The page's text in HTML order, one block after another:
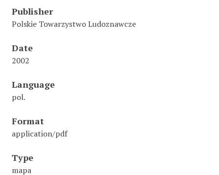
Publisher
Polskie Towarzystwo Ludoznawcze
Date
2002
Language
pol.
Format
application/pdf
Type
mapa